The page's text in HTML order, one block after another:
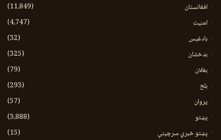
افغانستان
(11،849)
امنیت
(4،747)
بادغیس
(32)
بدخشان
(325)
بغلان
(79)
بلخ
(293)
پروان
(57)
پښتو
(3،888)
پښتو خبري سرچينې
(15)